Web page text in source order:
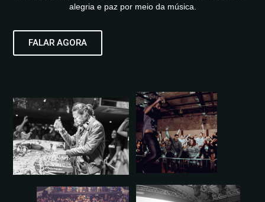
alegria e paz por meio da música.
FALAR AGORA